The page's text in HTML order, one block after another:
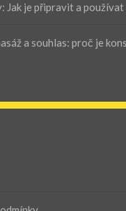
Jak je připravit a
a souhlas: proč je